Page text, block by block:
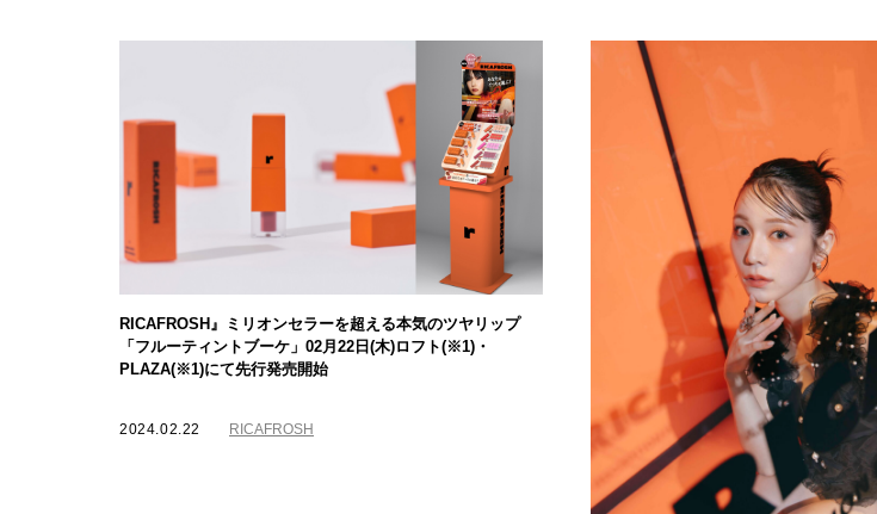
RICAFROSH』ミリオンセラーを超える本気のツヤリップ
「フルーティントブーケ」02月22日(木)ロフト(※1)・
PLAZA(※1)にて先行発売開始
2024.02.22 RICAFROSH